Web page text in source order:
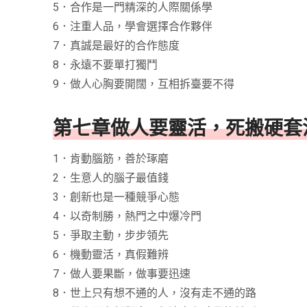
5．合作是一門精深的人際關係學
6．注重人品，學會選擇合作夥伴
7．真誠是最好的合作態度
8．永遠不要單打獨鬥
9．做人心胸要開闊，互相拆臺要不得
第七章做人要靈活，死搬硬
1．肯動腦筋，善於琢磨
2．生意人的腦子最值錢
3．創新也是一種競爭心態
4．以奇制勝，熱門之中爆冷門
5．爭取主動，步步領先
6．機動靈活，真假難辨
7．做人要果斷，做事要迅速
8．世上只有想不通的人，沒有走不通的路